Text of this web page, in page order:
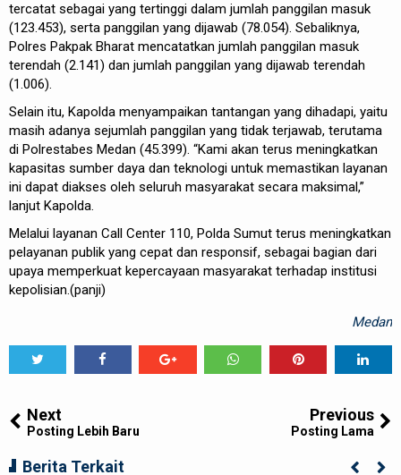
tercatat sebagai yang tertinggi dalam jumlah panggilan masuk
(123.453), serta panggilan yang dijawab (78.054). Sebaliknya,
Polres Pakpak Bharat mencatatkan jumlah panggilan masuk
terendah (2.141) dan jumlah panggilan yang dijawab terendah
(1.006).
Selain itu, Kapolda menyampaikan tantangan yang dihadapi, yaitu
masih adanya sejumlah panggilan yang tidak terjawab, terutama
di Polrestabes Medan (45.399). “Kami akan terus meningkatkan
kapasitas sumber daya dan teknologi untuk memastikan layanan
ini dapat diakses oleh seluruh masyarakat secara maksimal,”
lanjut Kapolda.
Melalui layanan Call Center 110, Polda Sumut terus meningkatkan
pelayanan publik yang cepat dan responsif, sebagai bagian dari
upaya memperkuat kepercayaan masyarakat terhadap institusi
kepolisian.(panji)
Medan
Next
Posting Lebih Baru
Previous
Posting Lama
Berita Terkait
Edwin Sugesti Nasution: Dorong